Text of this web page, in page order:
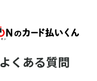
よくある質問